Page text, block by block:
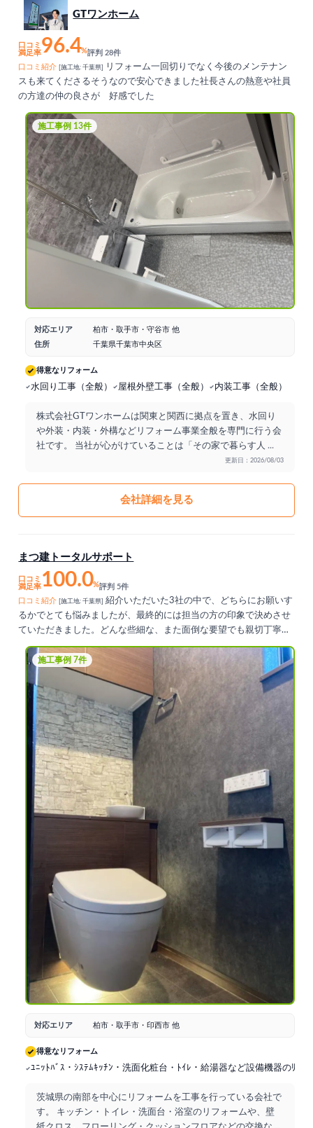
GTワンホーム
口コミ
満足率96.4%評判 28件
口コミ紹介
[施工地: 千葉県]
リフォーム一回切りでなく今後のメンテナン
スも来てくださるそうなので安心できました社長さんの熱意や社員
の方達の仲の良さが 好感でした
施工事例 13件
対応エリア
柏市・取手市・守谷市 他
住所
千葉県千葉市中央区
得意なリフォーム
水回り工事（全般） 屋根外壁工事（全般） 内装工事（全般）
株式会社GTワンホームは関東と関西に拠点を置き、水回り
や外装・内装・外構などリフォーム事業全般を専門に行う会
社です。 当社が心がけていることは「その家で暮らす人 ...
更新日：2026/08/03
会社詳細を見る
まつ建トータルサポート
口コミ
満足率100.0%評判 5件
口コミ紹介
[施工地: 千葉県]
紹介いただいた3社の中で、どちらにお願いす
るかでとても悩みましたが、最終的には担当の方の印象で決めさせ
ていただきました。どんな些細な、また面倒な要望でも親切丁寧に
対応していただき、満足しています。今後もお世話になりたいと思
える、良い工務店さんと出会えることができました。
施工事例 7件
対応エリア 柏市・取手市・印西市 他
得意なリフォーム
ﾕﾆｯﾄﾊﾞｽ・ｼｽﾃﾑｷｯﾁﾝ・洗面化粧台・ﾄｲﾚ・給湯器など設備機器のﾘﾌｫｰ
茨城県の南部を中心にリフォームを工事を行っている会社で
す。 キッチン・トイレ・洗面台・浴室のリフォームや、壁